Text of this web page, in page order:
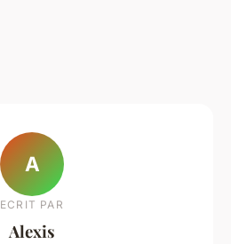
A
ECRIT PAR
Alexis